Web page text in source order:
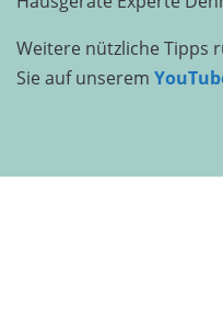
Weitere nützliche Tipps
Sie auf unserem